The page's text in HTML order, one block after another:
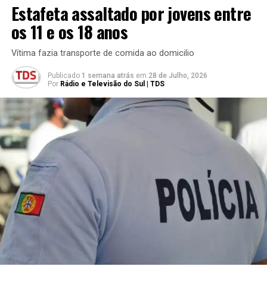
Estafeta assaltado por jovens entre
os 11 e os 18 anos
Vítima fazia transporte de comida ao domicilio
Publicado 1 semana atrás em 28 de Julho, 2026
Por Rádio e Televisão do Sul | TDS